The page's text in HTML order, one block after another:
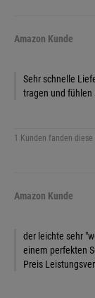
Amazon Kunde
Sehr schnelle
tragen und fühlen
1 Kunden fanden
Amazon Kunde
der leichte sehr
einem perfekten
Preis